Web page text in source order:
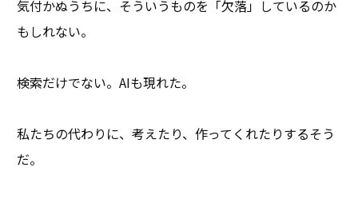
気付かぬうちに、そういうものを「欠落」しているのか
もしれない。
検索だけでない。AIも現れた。
私たちの代わりに、考えたり、作ってくれたりするそう
だ。